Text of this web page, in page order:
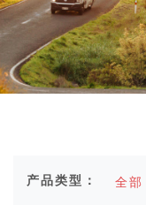
产品类型： 全部